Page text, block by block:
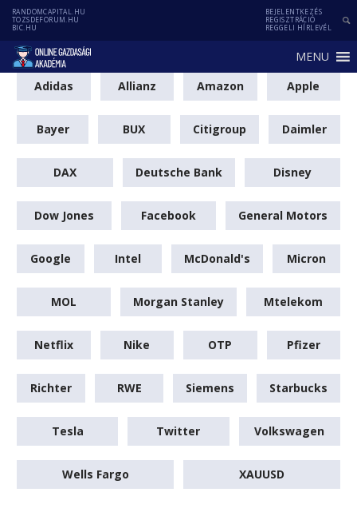
RANDOMCAPITAL.HU
TOZSDEFORUM.HU
BIC.HU
BEJELENTKEZÉS
REGISZTRÁCIÓ
REGGELI HÍRLEVÉL
MENU
Adidas
Allianz Amazon Apple
Bayer BUX Citigroup Daimler
DAX Deutsche Bank Disney
Dow Jones Facebook General Motors
Google Intel McDonald's Micron
MOL Morgan Stanley Mtelekom
Netflix Nike OTP Pfizer
Richter RWE Siemens Starbucks
Tesla Twitter Volkswagen
Wells Fargo XAUUSD